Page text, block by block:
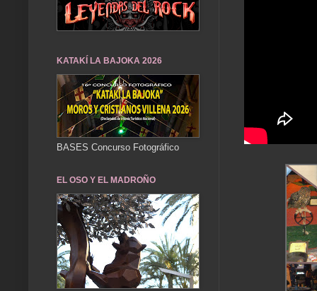
KATAKÍ LA BAJOKA 2026
BASES Concurso Fotográfico
EL OSO Y EL MADROÑO